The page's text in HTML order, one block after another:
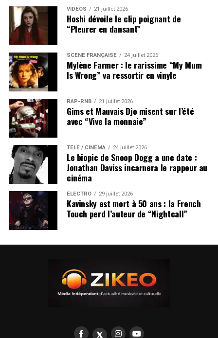
VIDEOS 21 juillet 2026
Hoshi dévoile le clip poignant de
“Pleurer en dansant”
SCÈNE FRANÇAISE 24 juillet 2026
Mylène Farmer : le rarissime “My Mum
Is Wrong” va ressortir en vinyle
RAP-RNB 21 juillet 2026
Gims et Mauvais Djo misent sur l’été
avec “Vive la monnaie”
TÉLÉ / CINÉMA 24 juillet 2026
Le biopic de Snoop Dogg a une date :
Jonathan Daviss incarnera le rappeur au
cinéma
ÉLECTRO 29 juillet 2026
Kavinsky est mort à 50 ans : la French
Touch perd l’auteur de “Nightcall”